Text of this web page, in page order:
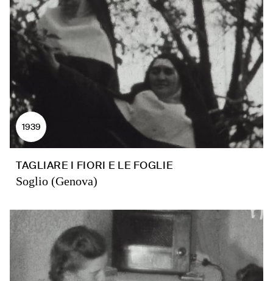
1939
TAGLIARE I FIORI E LE FOGLIE
Soglio (Genova)